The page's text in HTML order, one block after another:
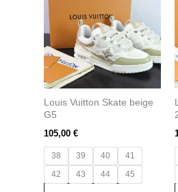
Louis Vuitton Skate beige
G5
105,00 €
38 39 40
41
42
43 44 45
múltiples
variantes.
Las
opciones
se
pueden
la
página
de